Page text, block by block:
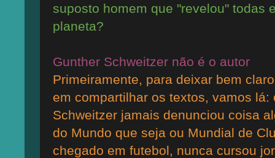
suposto homem que "revelou" todas
planeta?
Gunther Schweitzer não é o autor
Primeiramente, para deixar bem
em compartilhar os textos, vamos lá:
Schweitzer jamais denunciou coisa
do Mundo que seja ou Mundial de
chegado em futebol, nunca cursou